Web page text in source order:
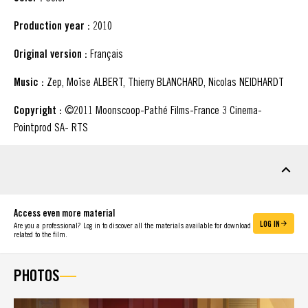
Production year : 2010
Original version : Français
Music : Zep, Moïse ALBERT, Thierry BLANCHARD, Nicolas NEIDHARDT
Copyright : ©2011 Moonscoop-Pathé Films-France 3 Cinema-
Pointprod SA- RTS
Access even more material
Are you a professional? Log in to discover all the materials available for download
related to the film.
LOG IN
PHOTOS